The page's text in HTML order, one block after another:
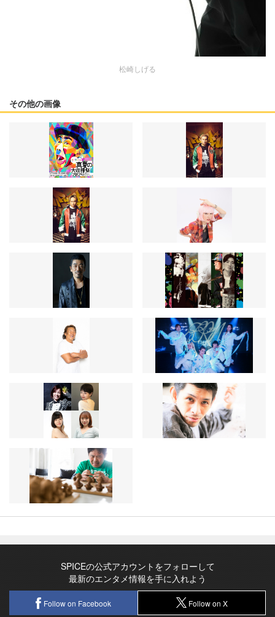
松崎しげる
その他の画像
SPICEの公式アカウントをフォローして
最新のエンタメ情報を手に入れよう
Follow on Facebook Follow on X